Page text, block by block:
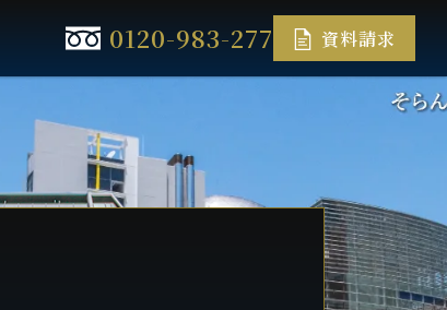
0120-983-277 資料請求